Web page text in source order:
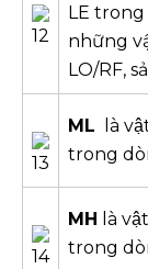
LE
những
LO/RF,
ML là
trong
MH là
trong